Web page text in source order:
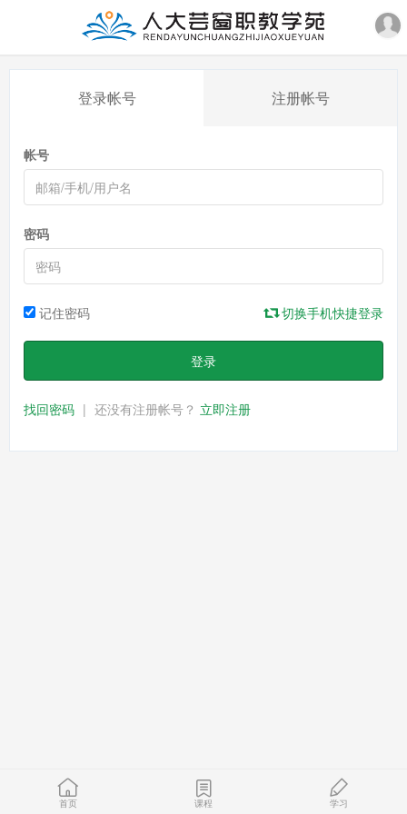
登录帐号 注册帐号
帐号
密码
记住密码 切换手机快捷登录
登录
找回密码 | 还没有注册帐号？ 立即注册
首页 课程 学习